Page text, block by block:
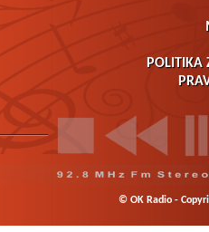
POLITIKA
© OK Radio -